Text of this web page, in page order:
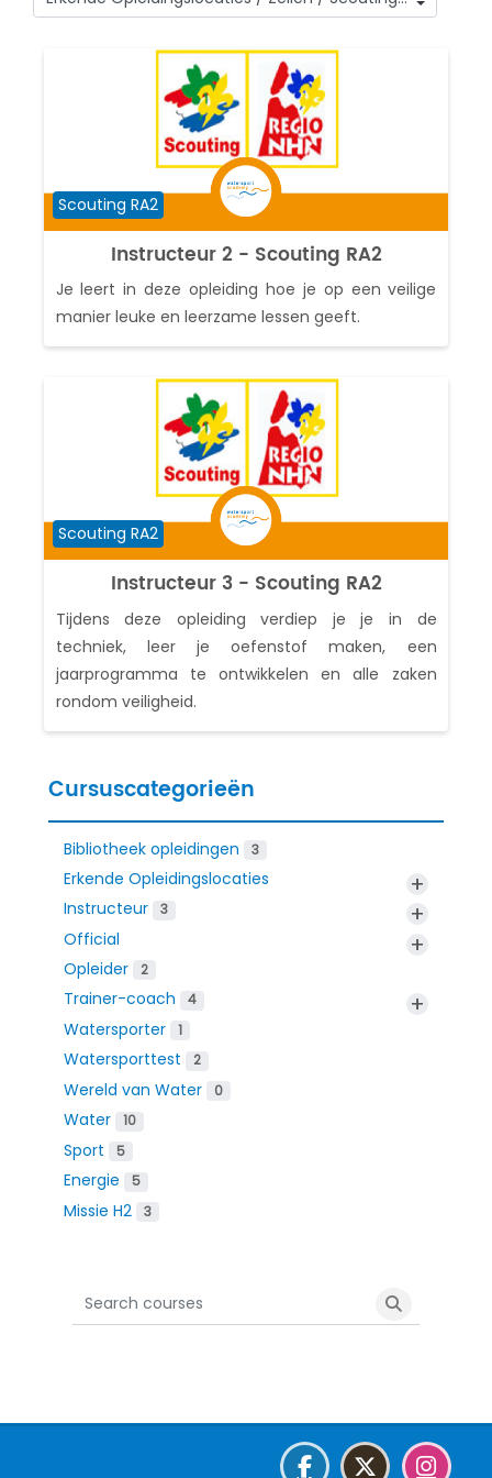
Cursuscategorieën
Instructeur 2 - Scouting RA2
Cursuscategorie
Scouting RA2
Je leert in deze opleiding hoe je op een veilige
manier leuke en leerzame lessen geeft.
Instructeur 3 - Scouting RA2
Cursuscategorie
Scouting RA2
Tijdens deze opleiding verdiep je je in de
techniek, leer je oefenstof maken, een
jaarprogramma te ontwikkelen en alle zaken
rondom veiligheid.
Cursuscategorieën
Bibliotheek opleidingen 3
Erkende Opleidingslocaties +
Instructeur 3 +
Official +
Opleider 2
Trainer-coach 4 +
Watersporter 1
Watersporttest 2
Wereld van Water 0
Water 10
Sport 5
Energie 5
Missie H2 3
Search courses
Search